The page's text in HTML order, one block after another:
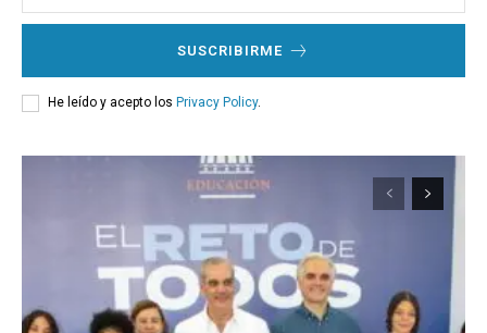
SUSCRIBIRME
He leído y acepto los Privacy Policy.